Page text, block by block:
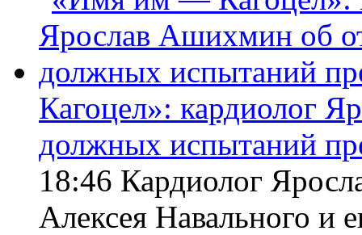
Кагоцел»: кардиолог
должных испытаний
18:46 Кардиолог
Алексея Навального и